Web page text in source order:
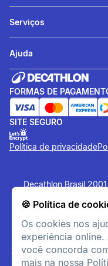
🍪 Política de
Os cookies nos
experiência
você concorda
mais na nossa
Serviços
Ajuda
FORMAS DE
SITE SEGURO
Política de privacidade
Decathlon Brasil
lojas físicas. Os
limitado, sujeito à
do pagamento.
dados. O